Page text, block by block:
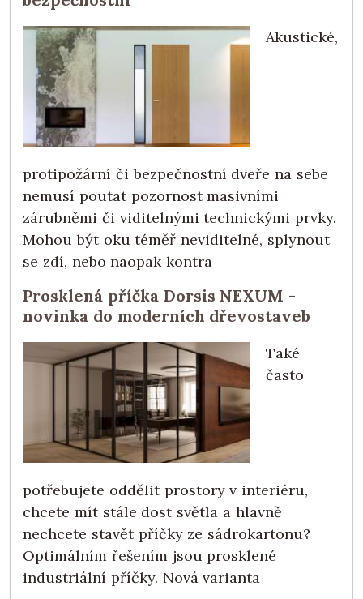
Akustické,
protipožární či bezpečnostní dveře na sebe
nemusí poutat pozornost masivními
zárubněmi či viditelnými technickými prvky.
Mohou být oku téměř neviditelné, splynout
se zdí, nebo naopak kontra
Prosklená příčka Dorsis NEXUM -
novinka do moderních dřevostaveb
Také
často
potřebujete oddělit prostory v interiéru,
chcete mít stále dost světla a hlavně
nechcete stavět příčky ze sádrokartonu?
Optimálním řešením jsou prosklené
industriální příčky. Nová varianta